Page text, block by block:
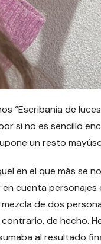
“Escribanía de
sí no es sencillo
un resto
en el que más se
cuenta
de dos
de hecho.
al resultado